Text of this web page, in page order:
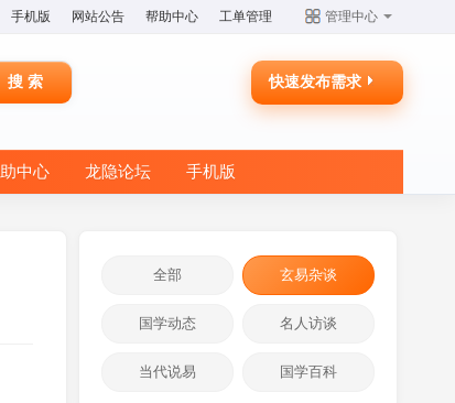
手机版 网站公告 帮助中心 工单管理 管理中心
快速发布需求
中心 龙隐论坛 手机版
全部 玄易杂谈
国学动态 名人访谈
当代说易 国学百科